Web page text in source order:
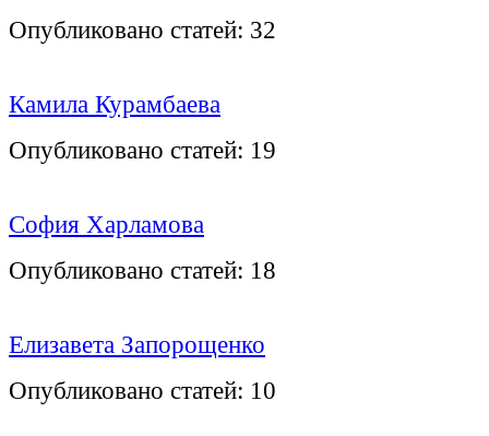
Опубликовано статей: 32
Камила Курамбаева
Опубликовано статей: 19
София Харламова
Опубликовано статей: 18
Елизавета Запорощенко
Опубликовано статей: 10